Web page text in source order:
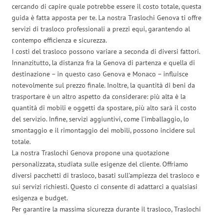
cercando di capire quale potrebbe essere il costo totale, questa
guida è fatta apposta per te. La nostra Traslochi Genova ti offre
servizi di trasloco professionali a prezzi equi, garantendo al
contempo efficienza e sicurezza.
I costi del trasloco possono variare a seconda di diversi fattori.
Innanzitutto, la distanza fra la Genova di partenza e quella di
destinazione – in questo caso Genova e Monaco – influisce
notevolmente sul prezzo finale. Inoltre, la quantità di beni da
trasportare è un altro aspetto da considerare: più alta è la
quantità di mobili e oggetti da spostare, più alto sarà il costo
del servizio. Infine, servizi aggiuntivi, come l’imballaggio, lo
smontaggio e il rimontaggio dei mobili, possono incidere sul
totale.
La nostra Traslochi Genova propone una quotazione
personalizzata, studiata sulle esigenze del cliente. Offriamo
diversi pacchetti di trasloco, basati sull’ampiezza del trasloco e
sui servizi richiesti. Questo ci consente di adattarci a qualsiasi
esigenza e budget.
Per garantire la massima sicurezza durante il trasloco, Traslochi